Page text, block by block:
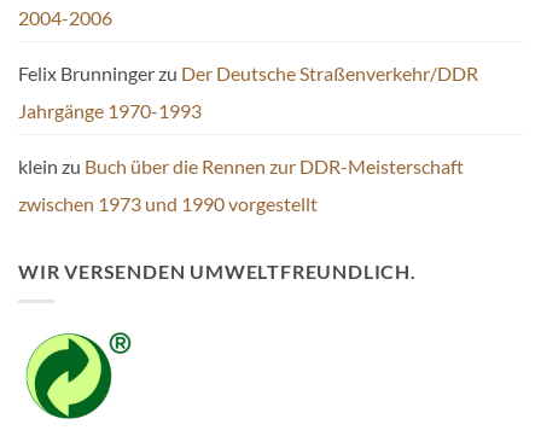
2004-2006
Felix Brunningerzu Der Deutsche Straßenverkehr/DDR
Jahrgänge 1970-1993
klein zu Buch über die Rennen zur DDR-Meisterschaft
zwischen 1973 und 1990 vorgestellt
WIR VERSENDEN UMWELTFREUNDLICH.